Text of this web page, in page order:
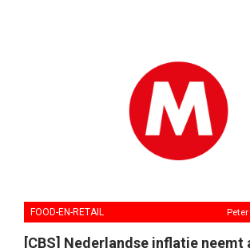
FOOD-EN-RETAIL
[CBS] Nederlandse inflatie neemt